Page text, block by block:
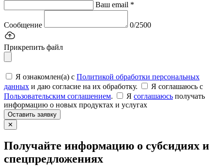
Ваш email *
Сообщение 0/2500
Прикрепить файл
Я ознакомлен(а) с Политикой обработки персональных
данных и даю согласие на их обработку.
Я соглашаюсь c
Пользовательским соглашением. Я соглашаюсь получать
информацию о новых продуктах и услугах
Оставить заявку
✕
Получайте информацию о субсидиях и
спецпредложениях